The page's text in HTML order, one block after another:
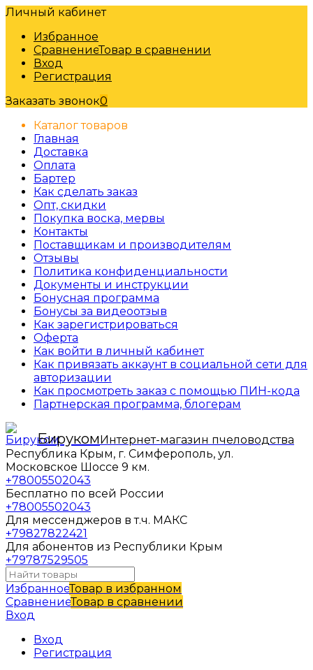
Личный кабинет
Избранное
СравнениеТовар в сравнении
Вход
Регистрация
Заказать звонок0
Каталог товаров
Главная
Доставка
Оплата
Бартер
Как сделать заказ
Опт, скидки
Покупка воска, мервы
Контакты
Поставщикам и производителям
Отзывы
Политика конфиденциальности
Документы и инструкции
Бонусная программа
Бонусы за видеоотзыв
Как зарегистрироваться
Оферта
Как войти в личный кабинет
Как привязать аккаунт в социальной сети для
авторизации
Как просмотреть заказ с помощью ПИН-кода
Партнерская программа, блогерам
БирукомИнтернет-магазин пчеловодства
Республика Крым, г. Симферополь, ул.
Московское Шоссе 9 км.
+78005502043
Бесплатно по всей России
+78005502043
Для мессенджеров в т.ч. МАКС
+79827822421
Для абонентов из Республики Крым
+79787529505
ИзбранноеТовар в избранном
СравнениеТовар в сравнении
Вход
Вход
Регистрация